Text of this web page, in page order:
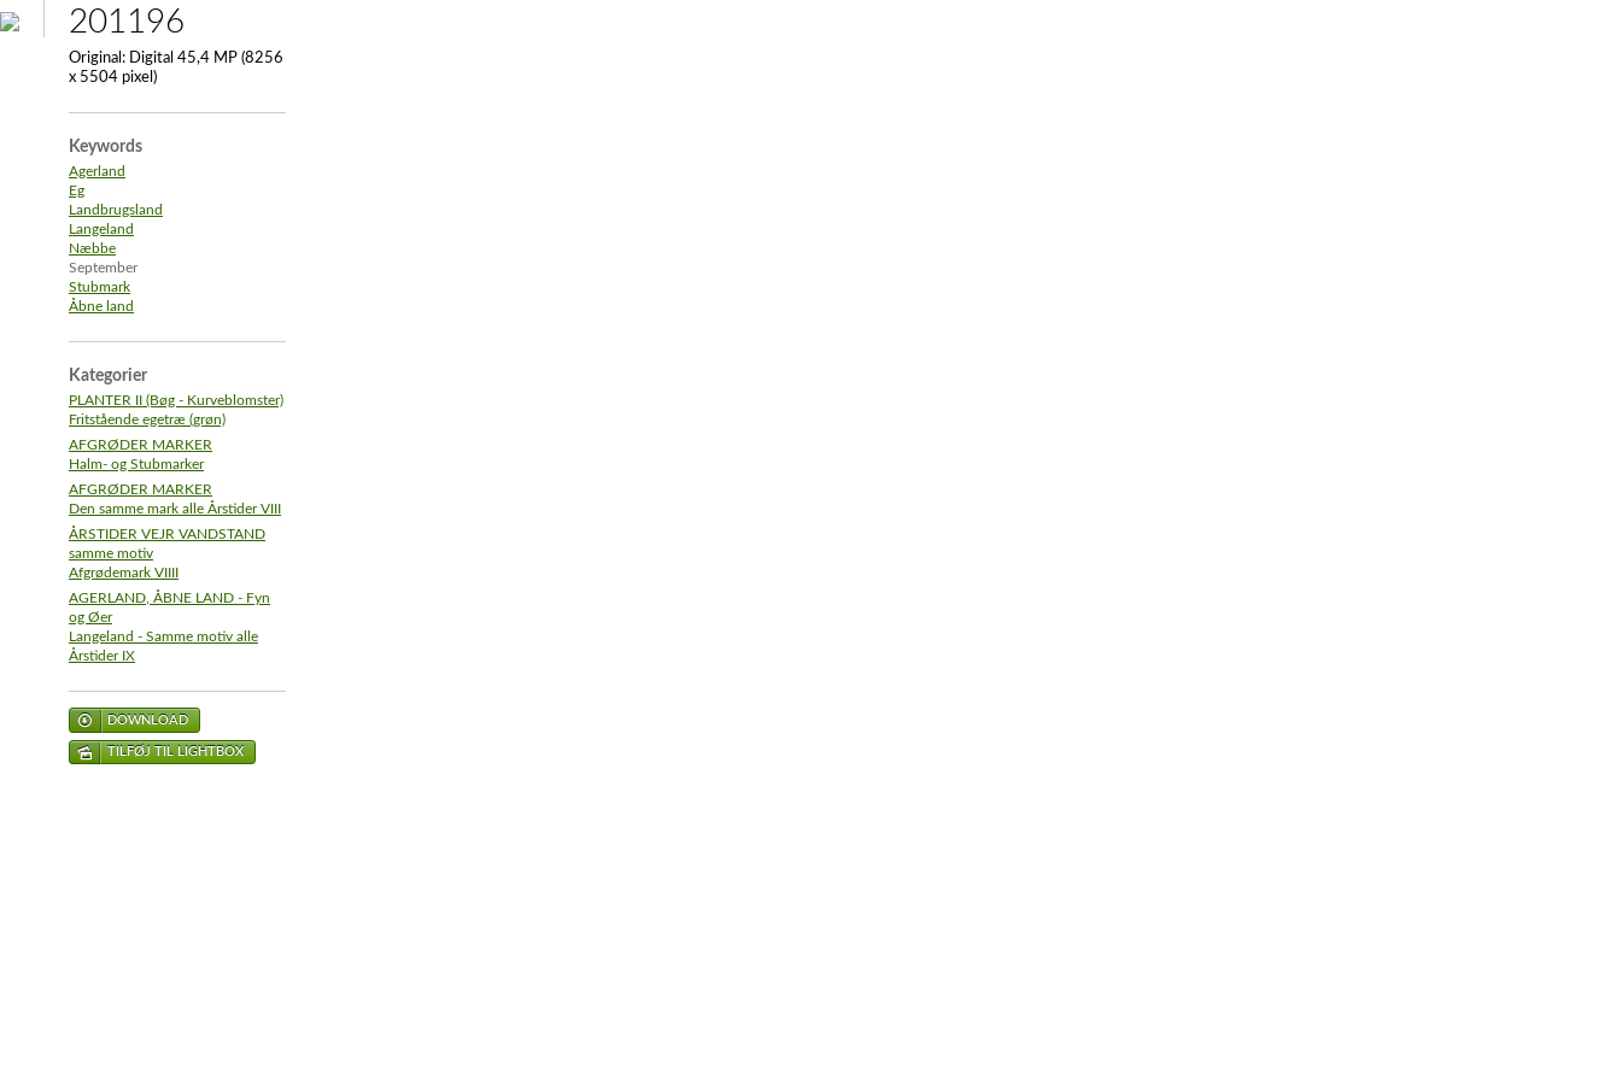
201196
Original: Digital 45,4 MP (8256
x 5504 pixel)
Keywords
Agerland
Eg
Landbrugsland
Langeland
Næbbe
September
Stubmark
Åbne land
Kategorier
PLANTER II (Bøg - Kurveblomster)
Fritstående egetræ (grøn)
AFGRØDER MARKER
Halm- og Stubmarker
AFGRØDER MARKER
Den samme mark alle Årstider VIII
ÅRSTIDER VEJR VANDSTAND
samme motiv
Afgrødemark VIIII
AGERLAND, ÅBNE LAND - Fyn
og Øer
Langeland - Samme motiv alle
Årstider IX
DOWNLOAD
TILFØJ TIL LIGHTBOX